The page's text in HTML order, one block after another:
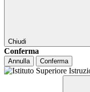
Chiudi
Conferma
Annulla Conferma